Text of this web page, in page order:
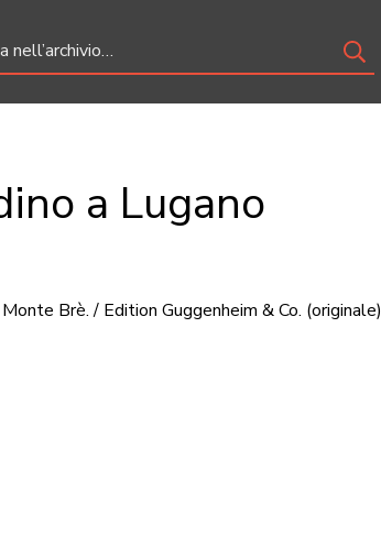
a Lugano
Brè. / Edition Guggenheim & Co. (originale)